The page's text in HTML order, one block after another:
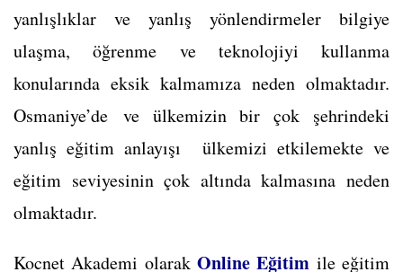
yanlışlıklar ve yanlış yönlendirmeler bilgiye
ulaşma, öğrenme ve teknolojiyi kullanma
konularında eksik kalmamıza neden olmaktadır.
Osmaniye’de ve ülkemizin bir çok şehrindeki
yanlış eğitim anlayışı ülkemizi etkilemekte ve
eğitim seviyesinin çok altında kalmasına neden
olmaktadır.
Kocnet Akademi olarak Online Eğitim ile eğitim